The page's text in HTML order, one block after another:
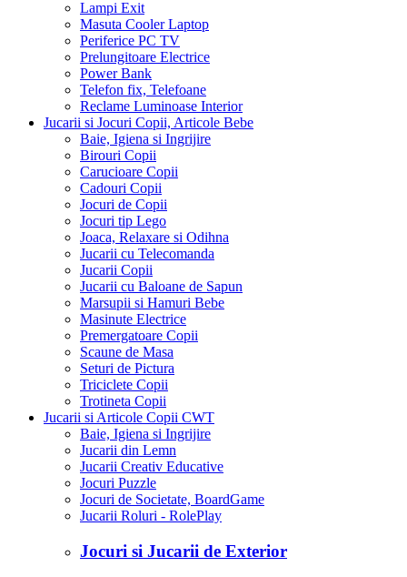
Lampi Exit
Masuta Cooler Laptop
Periferice PC TV
Prelungitoare Electrice
Power Bank
Telefon fix, Telefoane
Reclame Luminoase Interior
Jucarii si Jocuri Copii, Articole Bebe
Baie, Igiena si Ingrijire
Birouri Copii
Carucioare Copii
Cadouri Copii
Jocuri de Copii
Jocuri tip Lego
Joaca, Relaxare si Odihna
Jucarii cu Telecomanda
Jucarii Copii
Jucarii cu Baloane de Sapun
Marsupii si Hamuri Bebe
Masinute Electrice
Premergatoare Copii
Scaune de Masa
Seturi de Pictura
Triciclete Copii
Trotineta Copii
Jucarii si Articole Copii CWT
Baie, Igiena si Ingrijire
Jucarii din Lemn
Jucarii Creativ Educative
Jocuri Puzzle
Jocuri de Societate, BoardGame
Jucarii Roluri - RolePlay
Jocuri si Jucarii de Exterior